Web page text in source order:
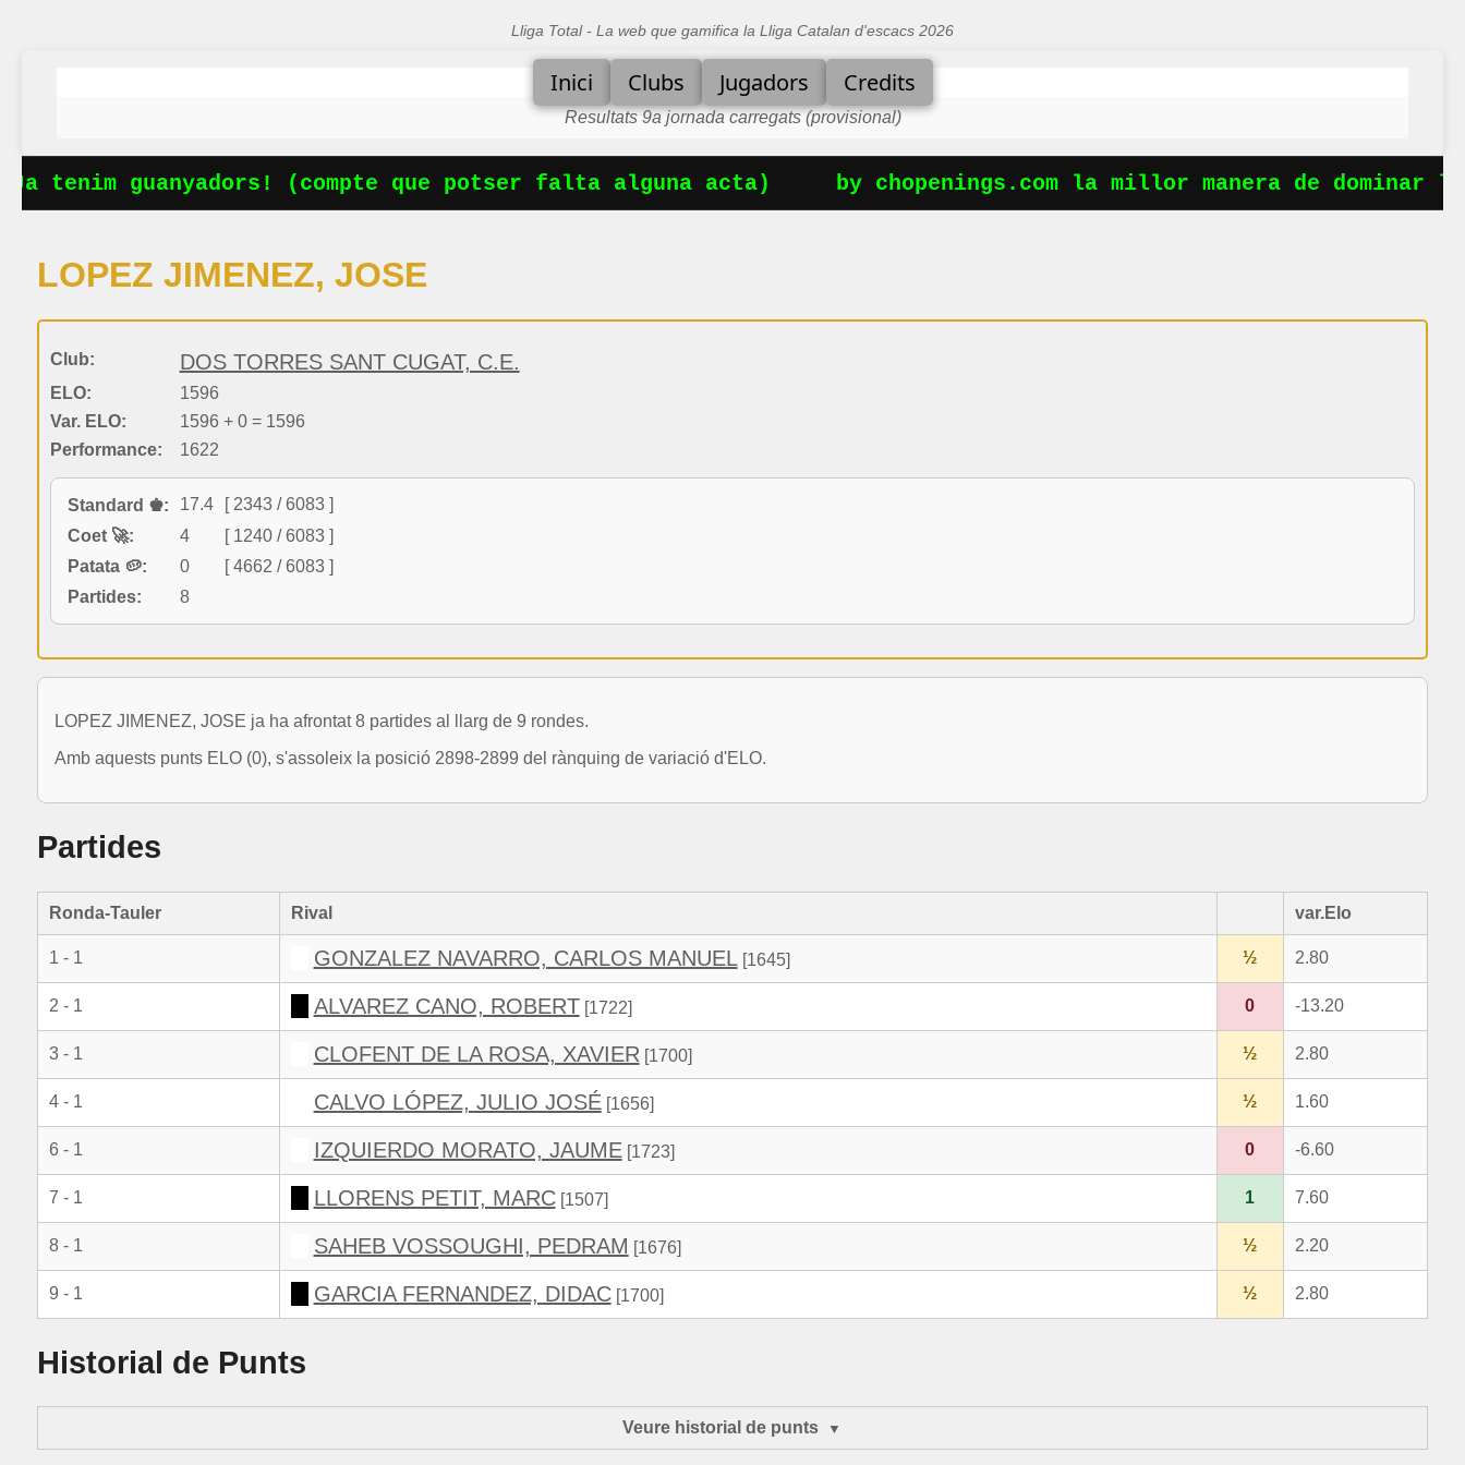
Lliga Total - La web que gamifica la Lliga Catalan d'escacs 2026
Inici Clubs Jugadors Credits
Resultats 9a jornada carregats (provisional)
tenim guanyadors! (compte que potser falta alguna acta) by chopenings.com la millor manera de dominar
LOPEZ JIMENEZ, JOSE
Club: DOS TORRES SANT CUGAT, C.E.
ELO:
1596
Var. ELO:
1596 + 0 = 1596
Performance:
1622
Standard ♚: 17.4
[ 2343 / 6083 ]
Coet 🚀:
4
[ 1240 / 6083 ]
Patata 🥔:
0
[ 4662 / 6083 ]
Partides:
8
LOPEZ JIMENEZ, JOSE ja ha afrontat 8 partides al llarg de 9 rondes.
Amb aquests punts ELO (0), s'assoleix la posició 2898-2899 del rànquing de variació d'ELO.
Partides
Ronda-Tauler Rival var.Elo
1 - 1 GONZALEZ NAVARRO, CARLOS MANUEL[1645] ½ 2.80
2 - 1 ALVAREZ CANO, ROBERT [1722] 0 -13.20
3 - 1 CLOFENT DE LA ROSA, XAVIER [1700] ½ 2.80
4 - 1 CALVO LÓPEZ, JULIO JOSÉ[1656] ½ 1.60
6 - 1 IZQUIERDO MORATO, JAUME[1723] 0 -6.60
7 - 1 LLORENS PETIT, MARC[1507] 1 7.60
8 - 1 SAHEB VOSSOUGHI, PEDRAM [1676] ½ 2.20
9 - 1 GARCIA FERNANDEZ, DIDAC[1700] ½ 2.80
Historial de Punts
Veure historial de punts